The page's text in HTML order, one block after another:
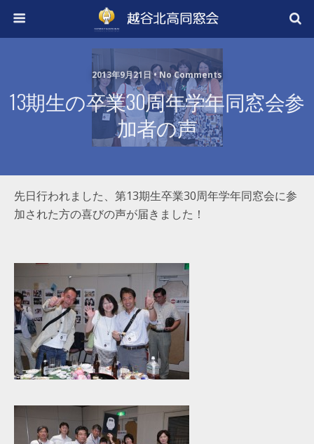
2013年9月21日 • No Comments
13期生の卒業30周年学年同窓会参
加者の声
先日行われました、第13期生卒業30周年学年同窓会に参
加された方の喜びの声が届きました！